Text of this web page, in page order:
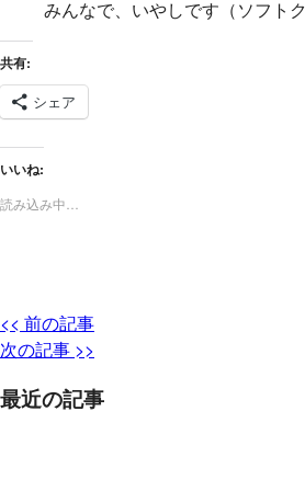
みんなで、いやしです（ソフト
共有:
シェア
いいね:
読み込み中…
<< 前の記事
次の記事 >>
最近の記事